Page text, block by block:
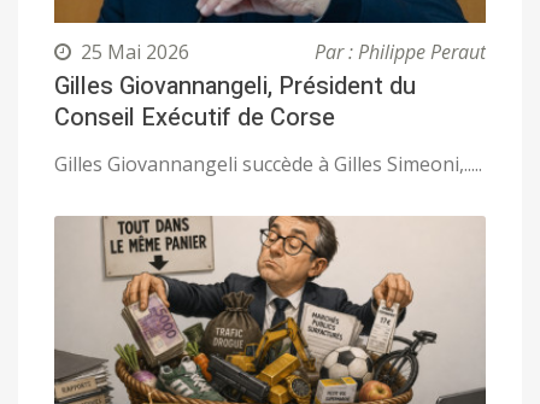
25 Mai 2026 Par : Philippe Peraut
Gilles Giovannangeli, Président du
Conseil Exécutif de Corse
Gilles Giovannangeli succède à Gilles Simeoni,.....